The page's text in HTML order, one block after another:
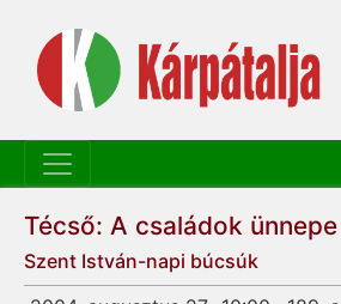
Técső: A családok
Szent István-napi búcsúk